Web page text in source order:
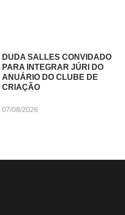
DUDA SALLES CONVIDADO
PARA INTEGRAR JÚRI DO
ANUÁRIO DO CLUBE DE
CRIAÇÃO
07/08/2026